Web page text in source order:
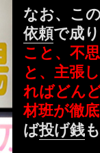
なお、こ
依頼で成
こと、不
と、主張
ればどん
材班が徹
ば投げ銭